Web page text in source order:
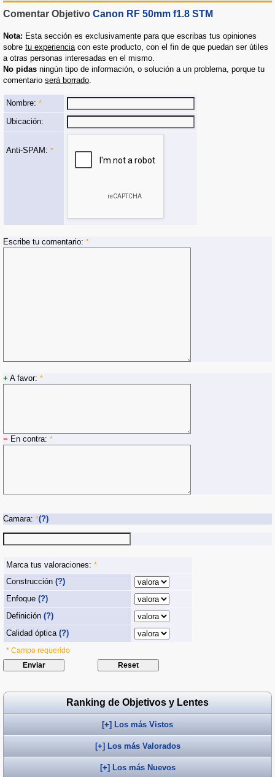
Comentar Objetivo Canon RF 50mm f1.8 STM
Nota: Esta sección es exclusivamente para que escribas tus opiniones
sobre tu experienciacon este producto, con el fin de que puedan ser útiles
a otras personas interesadas en el mismo.
No pidas ningún tipo de información, o solución a un problema, porque tu
comentario será borrado.
Nombre: *
Ubicación:
Anti-SPAM: *
Escribe tu comentario: *
+ A favor: *
− En contra: *
Camara: *(?)
Marca tus valoraciones: *
Construcción (?)
Enfoque (?)
Definición (?)
Calidad óptica (?)
* Campo requerido
Ranking de Objetivos y Lentes
[+] Los más Vistos
[+] Los más Valorados
[+] Los más Nuevos